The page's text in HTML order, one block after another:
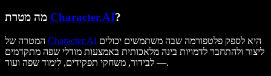
Character.AI?
Character.AI
ליצור ולהתחבר לדמויות בינה מלאכותית באמצעות מודלי שפה מתקדמים
— לבידור, משחקי תפקידים, לימוד שפה ועוד.